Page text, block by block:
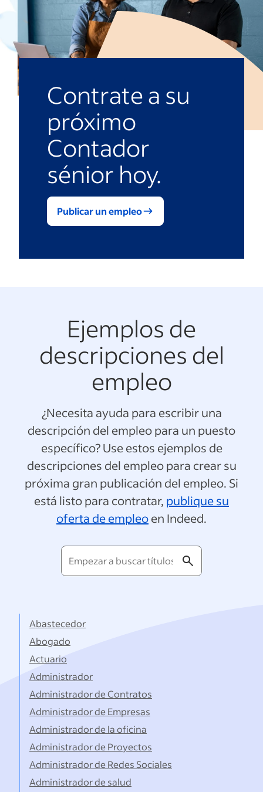
Contrate a su
próximo
Contador
sénior hoy.
Publicar un empleo
Ejemplos de
descripciones del
empleo
¿Necesita ayuda para escribir una
descripción del empleo para un puesto
específico? Use estos ejemplos de
descripciones del empleo para crear su
próxima gran publicación del empleo. Si
está listo para contratar, publique su
oferta de empleoen Indeed.
Empezar
a
Abastecedor
Abogado
Actuario
Administrador
Administrador de Contratos
Administrador de Empresas
Administrador de la oficina
Administrador de Proyectos
Administrador de Redes Sociales
Administrador de salud